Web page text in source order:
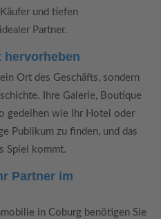
und tiefen
Partner.
hervorheben
Ort des Geschäfts, sondern
Ihre Galerie, Boutique
gedeihen wie Ihr Hotel oder
Publikum zu finden, und das
Spiel kommt.
Partner im
in Coburg benötigen Sie